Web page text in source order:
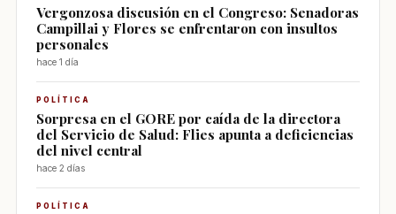
Vergonzosa discusión en el Congreso: Senadoras
Campillai y Flores se enfrentaron con insultos
personales
hace 1 día
POLÍTICA
Sorpresa en el GORE por caída de la directora
del Servicio de Salud: Flies apunta a deficiencias
del nivel central
hace 2 días
POLÍTICA